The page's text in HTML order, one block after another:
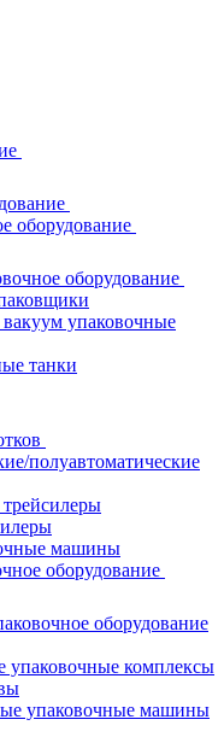
оборудование
оборудование
упаковочные
танки
полуавтоматические
машины
оборудование
оборудование
упаковочные комплексы
упаковочные машины